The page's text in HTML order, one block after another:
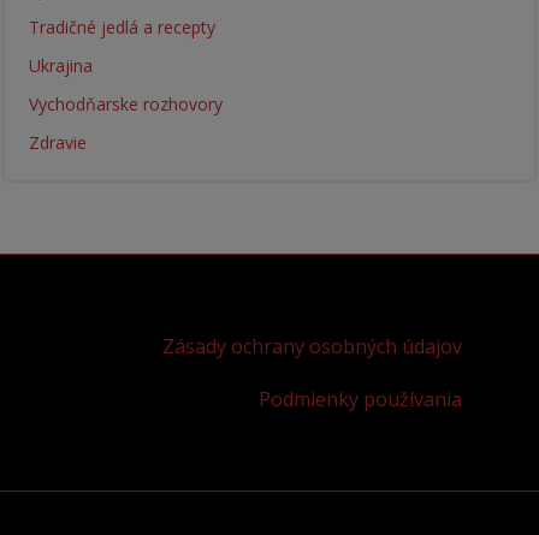
Tradičné jedlá a recepty
Ukrajina
Vychodňarske rozhovory
Zdravie
Zásady ochrany osobných údajov
Podmienky používania